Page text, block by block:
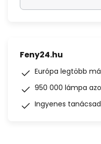
Feny24.hu
Európa legtöbb
950 000 lámpa
Ingyenes